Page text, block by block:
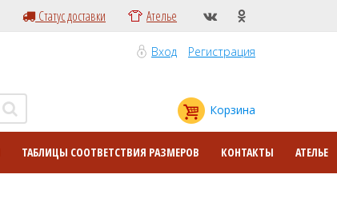
Статус доставки Ателье
Вход Регистрация
Корзина
ТАБЛИЦЫ СООТВЕТСТВИЯ РАЗМЕРОВ КОНТАКТЫ АТЕЛЬЕ